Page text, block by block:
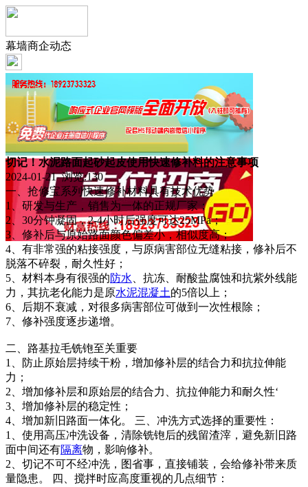
幕墙商企动态
切记！水泥路面起砂起皮使用快速修补料的注意事项
2024-01-21 浏览:130
一、抢修宝系列快速修补材料具有技术优势
1、研发与生产，销售为一体的正规厂家；
2、30分钟凝固，2-4小时后强度可达25MPa；
3、修补后与原始路面颜色偏差小，相似度高；
4、有非常强的粘接强度，与原病害部位无缝粘接，修补后不
脱落不碎裂，耐久性好；
5、材料本身有很强的防水 、抗冻、耐酸盐腐蚀和抗紫外线能
力，其抗老化能力是原水泥混凝土的5倍以上；
6、后期不衰减，对很多病害部位可做到一次性根除；
7、修补强度逐步递增。
二、路基拉毛铣铇至关重要
1、防止原始层持续干粉，增加修补层的结合力和抗拉伸能
力；
2、增加修补层和原始层的结合力、抗拉伸能力和耐久性‘
3、增加修补层的稳定性；
4、增加新旧路面一体化。 三、冲洗方式选择的重要性：
1、使用高压冲洗设备，清除铣铇后的残留渣滓，避免新旧路
面中间还有隔离物，影响修补。
2、切记不可不经冲洗，图省事，直接铺装，会给修补带来质
量隐患。 四、搅拌时应高度重视的几点细节：